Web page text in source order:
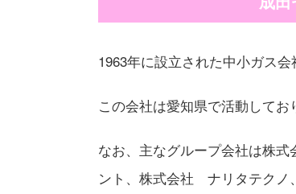
1963年に設立された中小ガス会
この会社は愛知県で活動してお
なお、主なグループ会社は株
ント、株式会社 ナリタテク